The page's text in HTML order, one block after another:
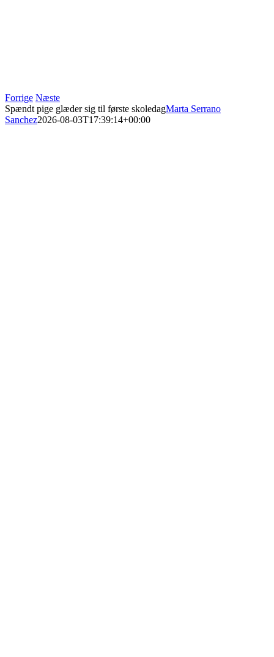
Forrige Næste
Spændt pige glæder sig til første skoledagMarta Serrano
Sanchez2026-08-03T17:39:14+00:00